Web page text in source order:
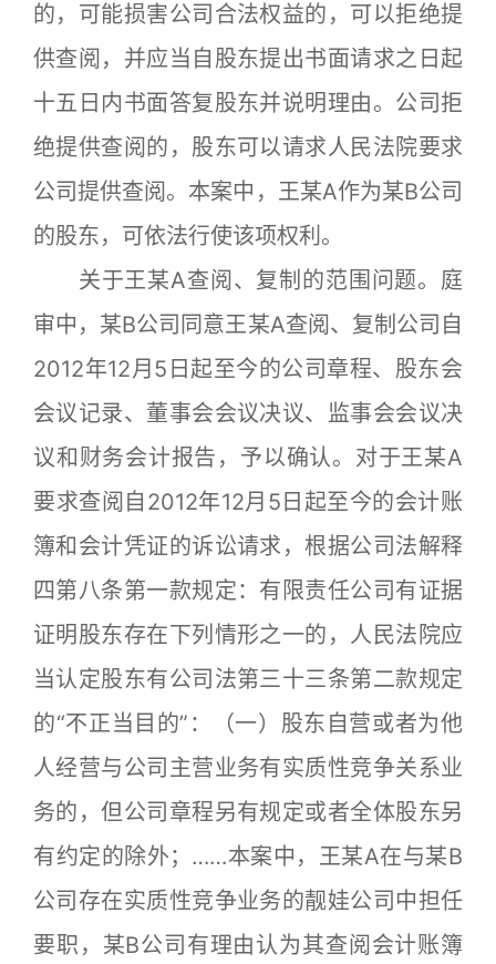
的，可能损害公司合法权益的，可以拒绝提
供查阅，并应当自股东提出书面请求之日起
十五日内书面答复股东并说明理由。公司拒
绝提供查阅的，股东可以请求人民法院要求
公司提供查阅。本案中，王某A作为某B公司
的股东，可依法行使该项权利。
关于王某A查阅、复制的范围问题。庭
审中，某B公司同意王某A查阅、复制公司自
2012年12月5日起至今的公司章程、股东会
会议记录、董事会会议决议、监事会会议决
议和财务会计报告，予以确认。对于王某A
要求查阅自2012年12月5日起至今的会计账
簿和会计凭证的诉讼请求，根据公司法解释
四第八条第一款规定：有限责任公司有证据
证明股东存在下列情形之一的，人民法院应
当认定股东有公司法第三十三条第二款规定
的“不正当目的”：（一）股东自营或者为他
人经营与公司主营业务有实质性竞争关系业
务的，但公司章程另有规定或者全体股东另
有约定的除外；……本案中，王某A在与某B
公司存在实质性竞争业务的靓娃公司中担任
要职，某B公司有理由认为其查阅会计账簿